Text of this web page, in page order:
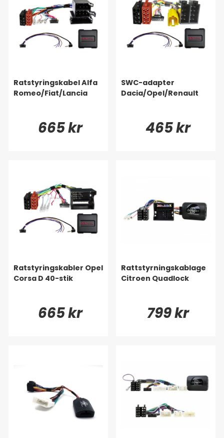
Ratstyringskabel Alfa
Romeo/Fiat/Lancia
665 kr
SWC-adapter
Dacia/Opel/Renault
465 kr
Ratstyringskabler Opel
Corsa D 40-stik
665 kr
Rattstyrningskablage
Citroen Quadlock
799 kr